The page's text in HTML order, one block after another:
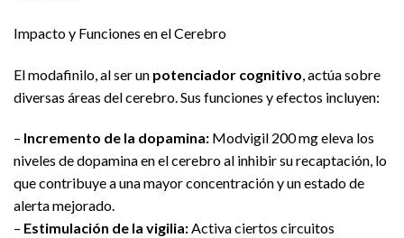
Impacto y Funciones en el Cerebro
El modafinilo, al ser un potenciador cognitivo , actúa sobre
diversas áreas del cerebro. Sus funciones y efectos incluyen:
– Incremento de la dopamina: Modvigil 200 mg eleva los
niveles de dopamina en el cerebro al inhibir su recaptación, lo
que contribuye a una mayor concentración y un estado de
alerta mejorado.
– Estimulación de la vigilia:Activa ciertos circuitos